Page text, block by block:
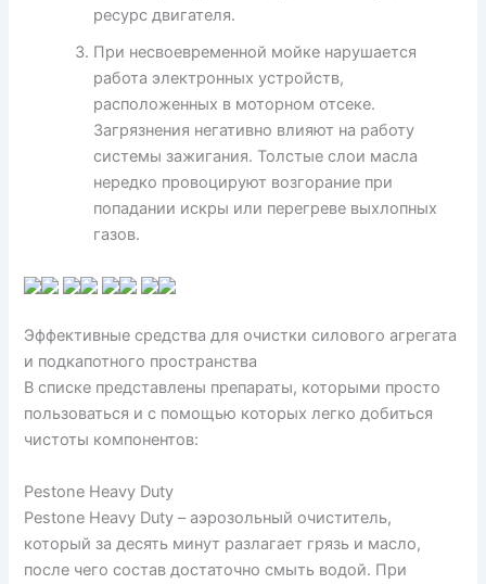
ресурс двигателя.
При несвоевременной мойке нарушается
работа электронных устройств,
расположенных в моторном отсеке.
Загрязнения негативно влияют на работу
системы зажигания. Толстые слои масла
нередко провоцируют возгорание при
попадании искры или перегреве выхлопных
газов.
Эффективные средства для очистки силового агрегата
и подкапотного пространства
В списке представлены препараты, которыми просто
пользоваться и с помощью которых легко добиться
чистоты компонентов:
Pestone Heavy Duty
Pestone Heavy Duty – аэрозольный очиститель,
который за десять минут разлагает грязь и масло,
после чего состав достаточно смыть водой. При